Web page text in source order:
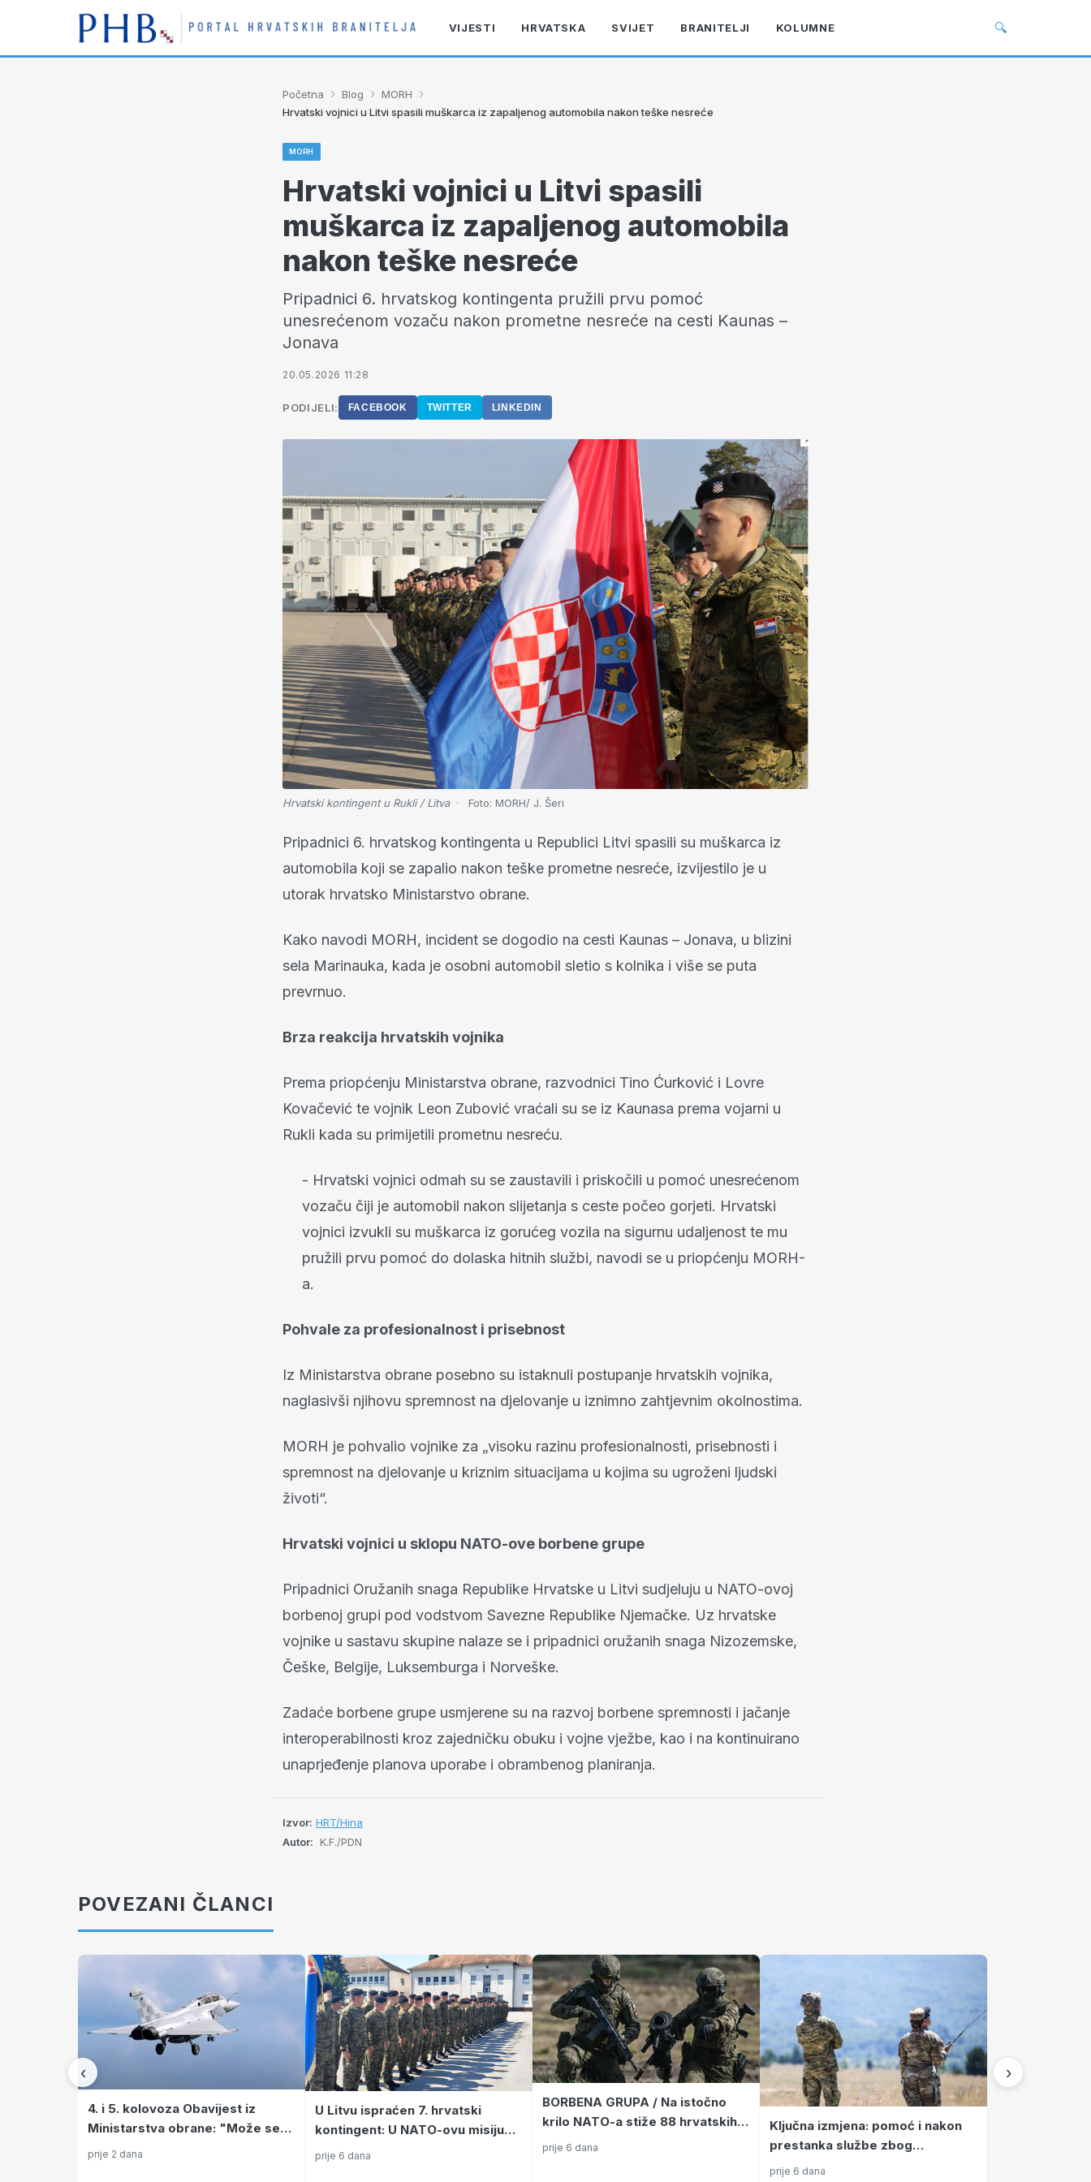
VIJESTI HRVATSKA SVIJET BRANITELJI KOLUMNE 🔍
Početna › Blog › MORH ›
Hrvatski vojnici u Litvi spasili muškarca iz zapaljenog automobila nakon teške nesreće
MORH
Hrvatski vojnici u Litvi spasili
muškarca iz zapaljenog automobila
nakon teške nesreće
Pripadnici 6. hrvatskog kontingenta pružili prvu pomoć
unesrećenom vozaču nakon prometne nesreće na cesti Kaunas –
Jonava
20.05.2026 11:28
PODIJELI: FACEBOOK TWITTER LINKEDIN
Hrvatski kontingent u Rukli / Litva Foto: MORH/ J. Šeri
Pripadnici 6. hrvatskog kontingenta u Republici Litvi spasili su muškarca iz
automobila koji se zapalio nakon teške prometne nesreće, izvijestilo je u
utorak hrvatsko Ministarstvo obrane.
Kako navodi MORH, incident se dogodio na cesti Kaunas – Jonava, u blizini
sela Marinauka, kada je osobni automobil sletio s kolnika i više se puta
prevrnuo.
Brza reakcija hrvatskih vojnika
Prema priopćenju Ministarstva obrane, razvodnici Tino Ćurković i Lovre
Kovačević te vojnik Leon Zubović vraćali su se iz Kaunasa prema vojarni u
Rukli kada su primijetili prometnu nesreću.
- Hrvatski vojnici odmah su se zaustavili i priskočili u pomoć unesrećenom
vozaču čiji je automobil nakon slijetanja s ceste počeo gorjeti. Hrvatski
vojnici izvukli su muškarca iz gorućeg vozila na sigurnu udaljenost te mu
pružili prvu pomoć do dolaska hitnih službi, navodi se u priopćenju MORH-
a.
Pohvale za profesionalnost i prisebnost
Iz Ministarstva obrane posebno su istaknuli postupanje hrvatskih vojnika,
naglasivši njihovu spremnost na djelovanje u iznimno zahtjevnim okolnostima.
MORH je pohvalio vojnike za „visoku razinu profesionalnosti, prisebnosti i
spremnost na djelovanje u kriznim situacijama u kojima su ugroženi ljudski
životi“.
Hrvatski vojnici u sklopu NATO-ove borbene grupe
Pripadnici Oružanih snaga Republike Hrvatske u Litvi sudjeluju u NATO-ovoj
borbenoj grupi pod vodstvom Savezne Republike Njemačke. Uz hrvatske
vojnike u sastavu skupine nalaze se i pripadnici oružanih snaga Nizozemske,
Češke, Belgije, Luksemburga i Norveške.
Zadaće borbene grupe usmjerene su na razvoj borbene spremnosti i jačanje
interoperabilnosti kroz zajedničku obuku i vojne vježbe, kao i na kontinuirano
unaprjeđenje planova uporabe i obrambenog planiranja.
Izvor: HRT/Hina
Autor: K.F./PDN
POVEZANI ČLANCI
‹
4. i 5. kolovoza Obavijest iz
Ministarstva obrane: "Može se
očekivati pojačana buka"
prije 2 dana
U Litvu ispraćen 7. hrvatski
kontingent: U NATO-ovu misiju
odlazi 88 pripadnika Hrvatske
prije 6 dana
BORBENA GRUPA / Na istočno
krilo NATO-a stiže 88 hrvatskih
vojnika, poznatu kakvu zadaću će
prije 6 dana
Ključna izmjena: pomoć i nakon
prestanka službe zbog
stradavanja na dužnosti
prije 6 dana
›